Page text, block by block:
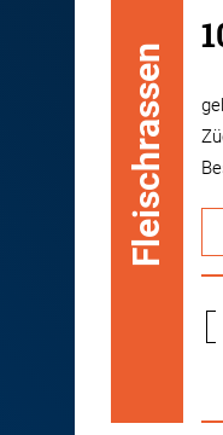
Fleischrassen